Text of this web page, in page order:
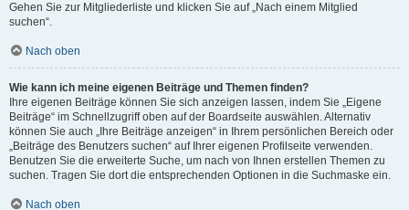
Gehen Sie zur Mitgliederliste und klicken Sie auf „Nach einem Mitglied
suchen“.
Nach oben
Wie kann ich meine eigenen Beiträge und Themen finden?
Ihre eigenen Beiträge können Sie sich anzeigen lassen, indem Sie „Eigene
Beiträge“ im Schnellzugriff oben auf der Boardseite auswählen. Alternativ
können Sie auch „Ihre Beiträge anzeigen“ in Ihrem persönlichen Bereich oder
„Beiträge des Benutzers suchen“ auf Ihrer eigenen Profilseite verwenden.
Benutzen Sie die erweiterte Suche, um nach von Ihnen erstellen Themen zu
suchen. Tragen Sie dort die entsprechenden Optionen in die Suchmaske ein.
Nach oben